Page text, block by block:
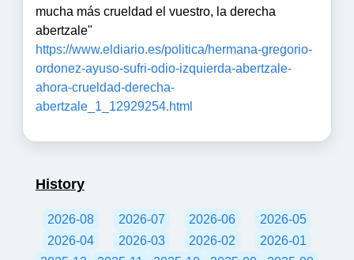
mucha más crueldad el vuestro, la derecha
abertzale"
https://www.eldiario.es/politica/hermana-gregorio-
ordonez-ayuso-sufri-odio-izquierda-abertzale-
ahora-crueldad-derecha-
abertzale_1_12929254.html
History
2026-08 2026-07 2026-06
2026-05
2026-04
2026-03 2026-02
2026-01